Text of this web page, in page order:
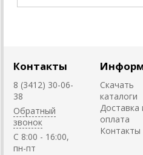
Контакты
8 (3412) 30-06-
38
Обратный
звонок
C 8:00 - 16:00,
пн-пт
Скачать
каталоги
Доставка
оплата
Контакты